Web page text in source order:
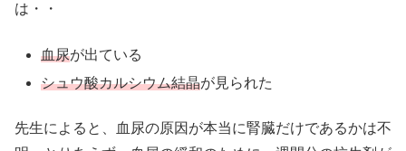
は・・
血尿が出ている
シュウ酸カルシウム結晶が見られた
先生によると、血尿の原因が本当に腎臓だけであるかは不